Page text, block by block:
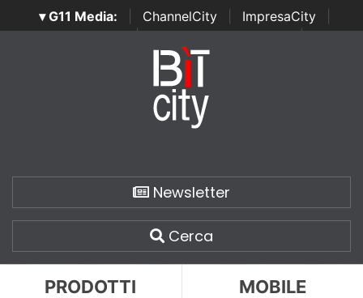
▾ G11 Media: ChannelCity ImpresaCity
SecurityOpenLab | Italian Channel Awards | Italian
Italian Security Awards
Newsletter
Cerca
PRODOTTI MOBILE